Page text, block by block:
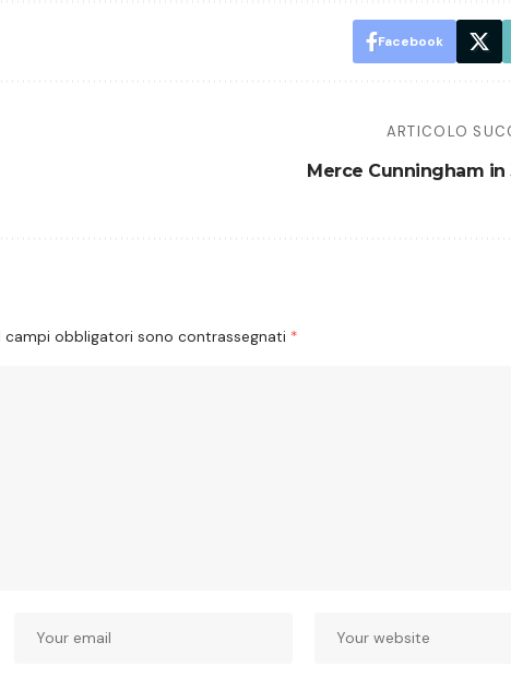
Facebook
ARTICOLO
Merce Cunningham in
campi obbligatori sono contrassegnati *